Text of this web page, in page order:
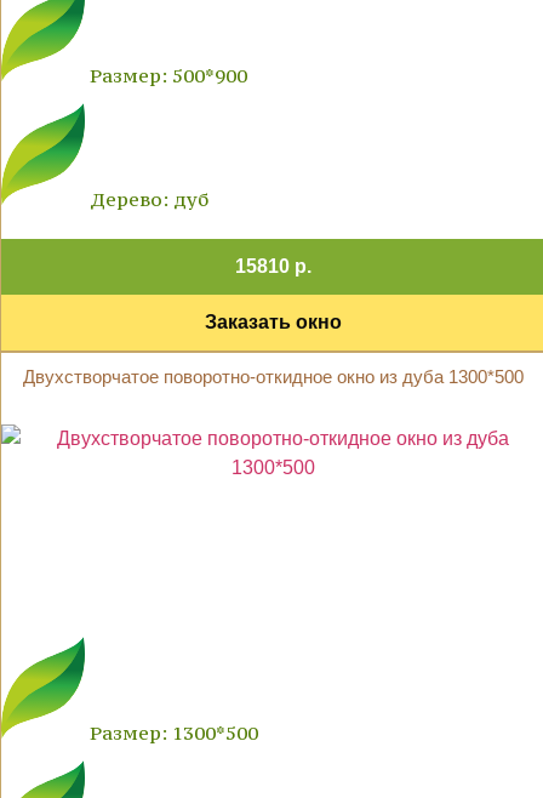
Размер: 500*900
Дерево: дуб
15810 р.
Заказать окно
Двухстворчатое поворотно-откидное окно из дуба 1300*500
Размер: 1300*500